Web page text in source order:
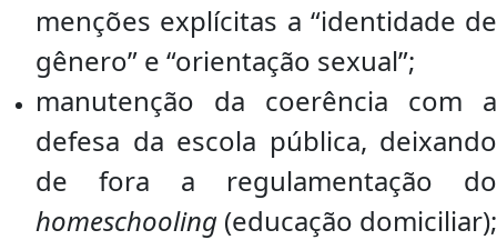
menções explícitas a “identidade de
gênero” e “orientação sexual”;
manutenção da coerência com a
defesa da escola pública, deixando
de fora a regulamentação do
homeschooling (educação domiciliar);